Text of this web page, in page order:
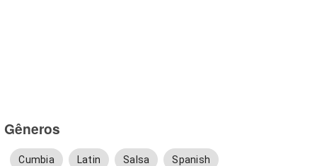
Gêneros
Cumbia Latin Salsa Spanish